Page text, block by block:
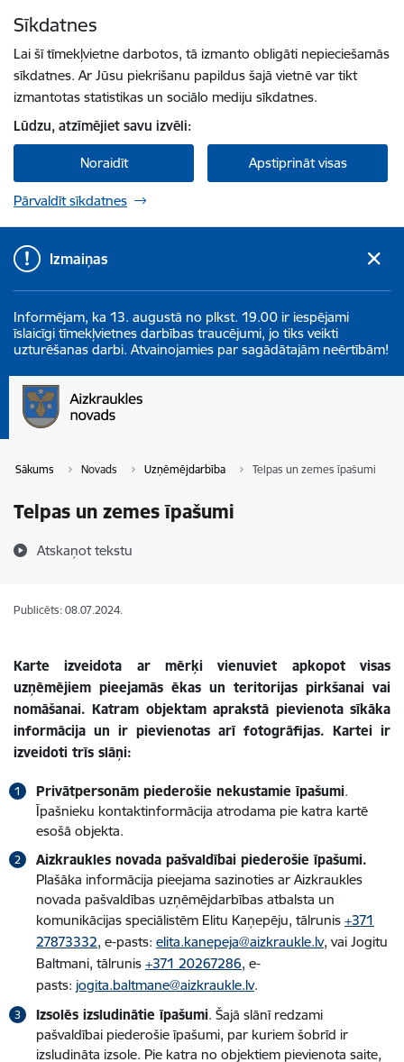
Sīkdatnes
Lai šī tīmekļvietne darbotos, tā izmanto obligāti nepieciešamās
sīkdatnes. Ar Jūsu piekrišanu papildus šajā vietnē var tikt
izmantotas statistikas un sociālo mediju sīkdatnes.
Lūdzu, atzīmējiet savu izvēli:
Noraidīt Apstiprināt visas
Pārvaldīt sīkdatnes
Izmaiņas
Informējam, ka 13. augustā no plkst. 19.00 ir iespējami
īslaicīgi tīmekļvietnes darbības traucējumi, jo tiks veikti
uzturēšanas darbi. Atvainojamies par sagādātajām neērtībām!
Sākums Novads Uzņēmējdarbība Telpas un zemes īpašumi
Telpas un zemes īpašumi
Atskaņot tekstu
Publicēts: 08.07.2024.
Karte izveidota ar mērķi vienuviet apkopot visas
uzņēmējiem pieejamās ēkas un teritorijas pirkšanai vai
nomāšanai. Katram objektam aprakstā pievienota sīkāka
informācija un ir pievienotas arī fotogrāfijas. Kartei ir
izveidoti trīs slāņi:
Privātpersonām piederošie nekustamie īpašumi.
Īpašnieku kontaktinformācija atrodama pie katra kartē
esošā objekta.
Aizkraukles novada pašvaldībai piederošie īpašumi.
Plašāka informācija pieejama sazinoties ar Aizkraukles
novada pašvaldības uzņēmējdarbības atbalsta un
komunikācijas speciālistēm Elitu Kaņepēju, tālrunis +371
27873332, e-pasts: elita.kanepeja@aizkraukle.lv, vai Jogitu
Baltmani, tālrunis +371 20267286, e-
pasts: jogita.baltmane@aizkraukle.lv.
Izsolēs izsludinātie īpašumi. Šajā slānī redzami
pašvaldībai piederošie īpašumi, par kuriem šobrīd ir
izsludināta izsole. Pie katra no objektiem pievienota saite,